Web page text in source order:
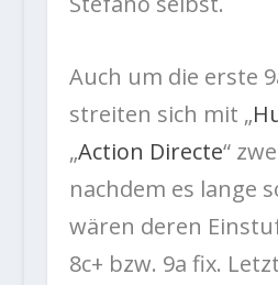
Auch um die erste
streiten sich mit „
„Action Directe“
nachdem es lange
wären deren
8c+ bzw. 9a fix.